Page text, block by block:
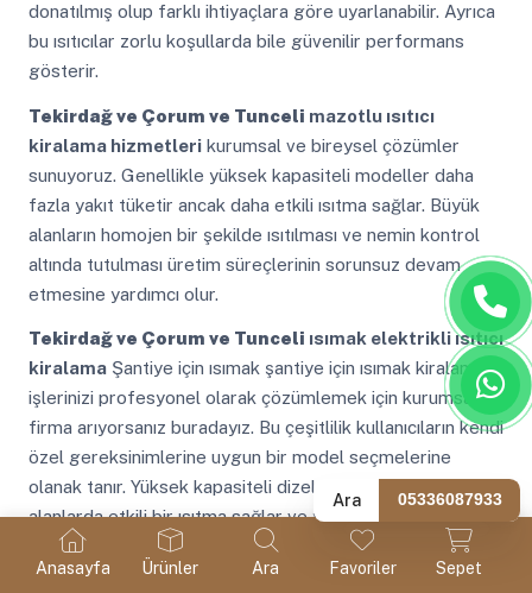
Anasayfa Ürünler Ara Favoriler Sepet
donatılmış olup farklı ihtiyaçlara göre uyarlanabilir. Ayrıca
bu ısıtıcılar zorlu koşullarda bile güvenilir performans
gösterir.
Tekirdağ ve Çorum ve Tunceli mazotlu ısıtıcı
kiralama hizmetlerikurumsal ve bireysel çözümler
sunuyoruz. Genellikle yüksek kapasiteli modeller daha
fazla yakıt tüketir ancak daha etkili ısıtma sağlar. Büyük
alanların homojen bir şekilde ısıtılması ve nemin kontrol
altında tutulması üretim süreçlerinin sorunsuz devam
etmesine yardımcı olur.
Tekirdağ ve Çorum ve Tunceli ısımak elektrikli ısıtıcı
kiralamaŞantiye için ısımak şantiye için ısımak kiralama
işlerinizi profesyonel olarak çözümlemek için kurumsal
firma arıyorsanız buradayız. Bu çeşitlilik kullanıcıların kendi
özel gereksinimlerine uygun bir model seçmelerine
olanak tanır. Yüksek kapasiteli dizel ısıtıcılar büyük
alanlarda etkili bir ısıtma sağlar ve yüksek performans
sunar.
Ara 05336087933